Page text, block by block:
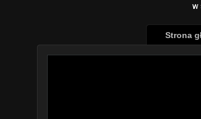
w
Strona